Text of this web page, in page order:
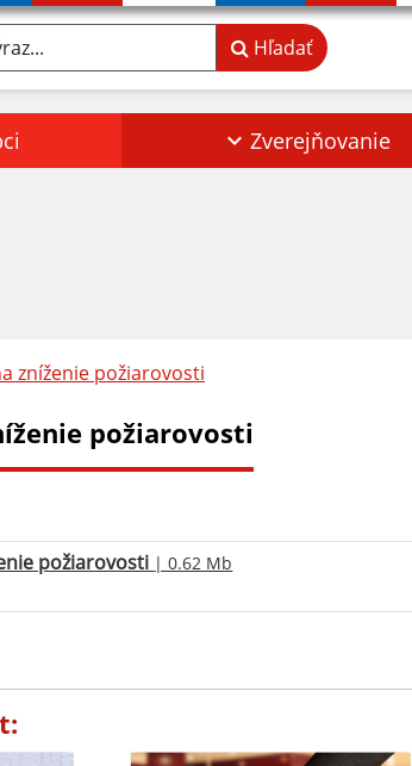
Hľadať
Zverejňovanie
zníženie požiarovosti
požiarovosti
požiarovosti | 0.62 Mb